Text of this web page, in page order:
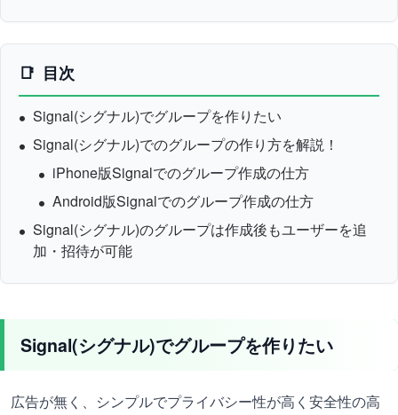
目次
Signal(シグナル)でグループを作りたい
Signal(シグナル)でのグループの作り方を解説！
iPhone版Signalでのグループ作成の仕方
Android版Signalでのグループ作成の仕方
Signal(シグナル)のグループは作成後もユーザーを追
加・招待が可能
Signal(シグナル)でグループを作りたい
広告が無く、シンプルでプライバシー性が高く安全性の高